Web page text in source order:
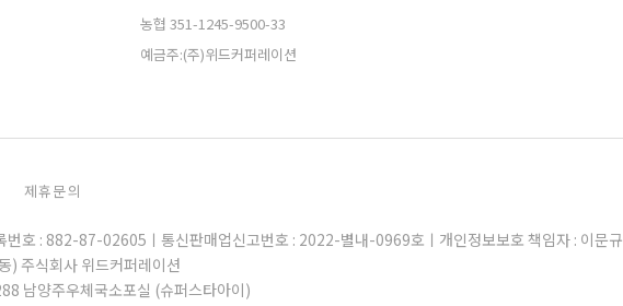
농협 351-1245-9500-33
예금주:(주)위드커퍼레이션
제휴문의
번호 : 882-87-02605ㅣ통신판매업신고번호 : 2022-별내-0969호ㅣ개인정보보호 책임자 : 이문규
) 주식회사 위드커퍼레이션
남양주우체국소포실 (슈퍼스타아이)